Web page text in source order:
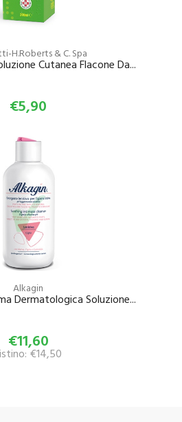
H.Roberts & C. Spa
Cutanea Flacone Da...
€5,90
Alkagin
Dermatologica Soluzione...
€11,60
€14,50